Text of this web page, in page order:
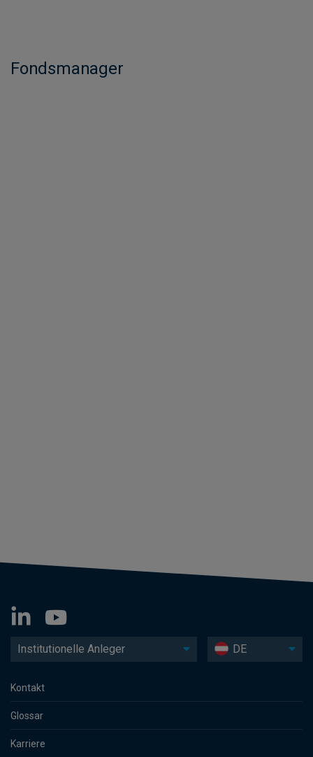
Fondsmanager​​​​​​​​​​​​​​​​​​​​
Institutionelle Anleger DE
Kontakt
Glossar
Karriere